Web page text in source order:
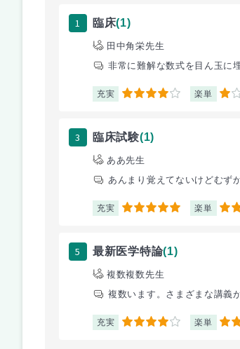
1 臨床(1)
田中角栄先生
非常に難解な数式を目ん玉に
充実 4 楽単 1
3 臨床試験(1)
ああ先生
あんまり覚えてないけどむず
充実 5 楽単 5
5 最新医学特論(1)
複数複数先生
複数います。さまざまな講義
充実 4 楽単 3